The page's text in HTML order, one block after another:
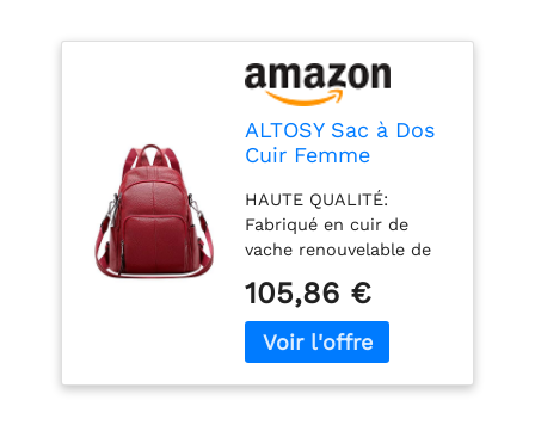
ALTOSY Sac à Dos
Cuir Femme
Poches Multiples
HAUTE QUALITÉ:
Fabriqué en cuir de
vache renouvelable de
véritable), matériel de
couleur argent et
doublure en polyester;
105,86 €